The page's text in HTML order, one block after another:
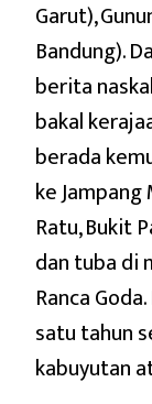
Garut),
Bandung).
berita
bakal
berada
ke
Ratu, Bukit
dan tuba di
Ranca
satu tahun
kabuyutan